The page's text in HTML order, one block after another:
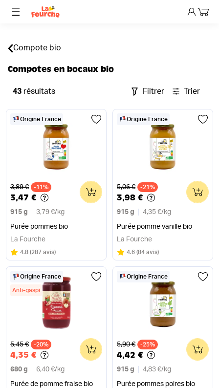
Mon
Compote bio
Compotes en bocaux bio
43 résultats Filtrer Trier
Origine France
Ancien prix
3,89 € -11%
3,47 €
915 g 3,79 €/ kg
Purée pommes bio
0
La Fourche
Note
4.8 sur 5
(287 avis)
Origine France
Ancien prix
5,06 € -21%
3,98 €
915 g 4,35 €/ kg
Purée pomme vanille bio
0
La Fourche
Note
4.6 sur 5
(84 avis)
Origine France
Anti-gaspi
Ancien prix
5,45 € -20%
4,35 €
680 g 6,40 €/ kg
Purée de pomme fraise bio
0
Origine France
Ancien prix
5,90 € -25%
4,42 €
915 g 4,83 €/ kg
Purée pommes poires bio
0